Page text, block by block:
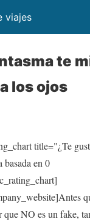
viajes
te
los ojos
title="¿Te
basada en 0
que NO es un fake,